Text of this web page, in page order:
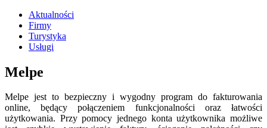
Aktualności
Firmy
Turystyka
Usługi
Melpe
Melpe jest to bezpieczny i wygodny program do fakturowania
online, będący połączeniem funkcjonalności oraz łatwości
użytkowania. Przy pomocy jednego konta użytkownika możliwe